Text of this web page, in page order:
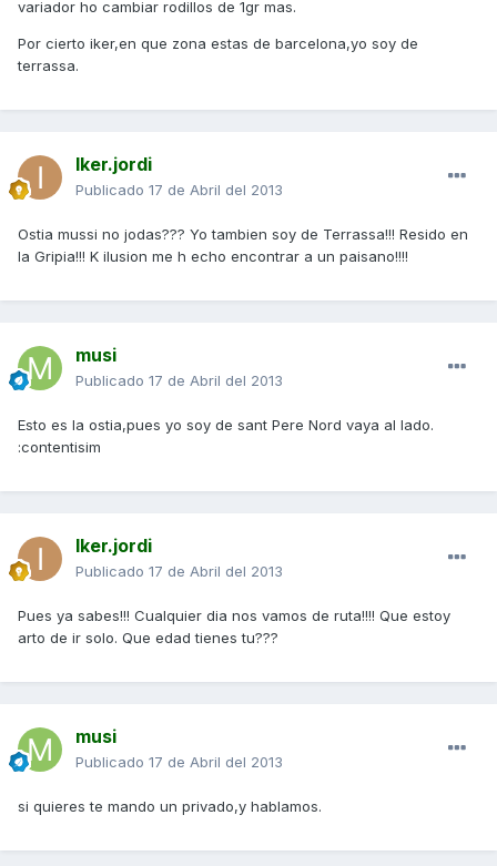
variador ho cambiar rodillos de 1gr mas.
Por cierto iker,en que zona estas de barcelona,yo soy de
terrassa.
Iker.jordi
Publicado 17 de Abril del 2013
Ostia mussi no jodas??? Yo tambien soy de Terrassa!!! Resido en
la Gripia!!! K ilusion me h echo encontrar a un paisano!!!!
musi
Publicado 17 de Abril del 2013
Esto es la ostia,pues yo soy de sant Pere Nord vaya al lado.
:contentisim
Iker.jordi
Publicado 17 de Abril del 2013
Pues ya sabes!!! Cualquier dia nos vamos de ruta!!!! Que estoy
arto de ir solo. Que edad tienes tu???
musi
Publicado 17 de Abril del 2013
si quieres te mando un privado,y hablamos.